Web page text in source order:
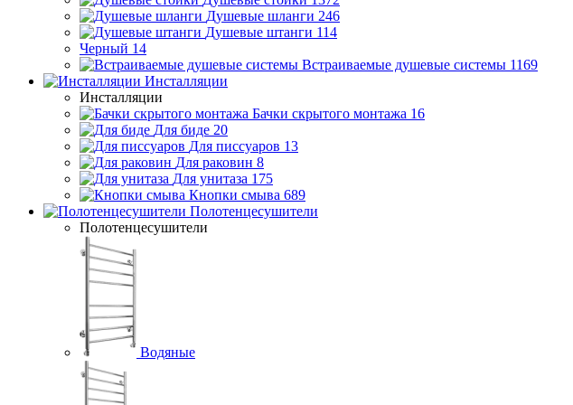
Душевые шланги 246
Душевые штанги 114
Черный 14
Встраиваемые душевые системы 1169
Инсталляции
Инсталляции
Бачки скрытого монтажа 16
Для биде 20
Для писсуаров 13
Для раковин 8
Для унитаза 175
Кнопки смыва 689
Полотенцесушители
Полотенцесушители
Водяные